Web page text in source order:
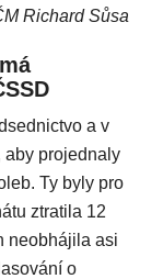
Richard Sůsa
a v
aby projednaly
Ty byly pro
ztratila 12
neobhájila asi
o